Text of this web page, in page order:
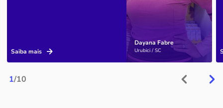
1/10
Dayana Fabre
Urubici / SC
Saiba mais